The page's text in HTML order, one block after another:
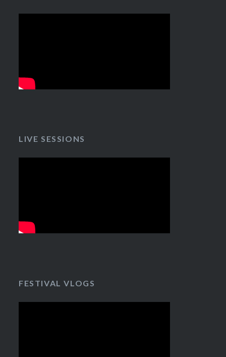
LIVE SESSIONS
FESTIVAL VLOGS